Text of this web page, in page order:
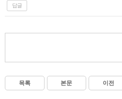
답글
목록 본문 이전